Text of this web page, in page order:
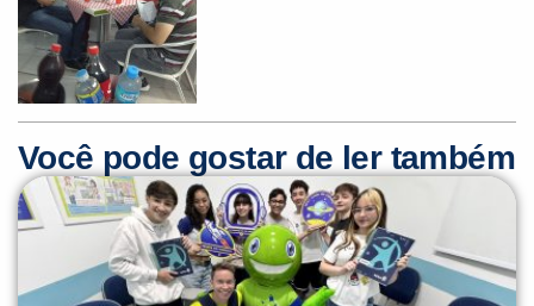
Você pode gostar de ler também